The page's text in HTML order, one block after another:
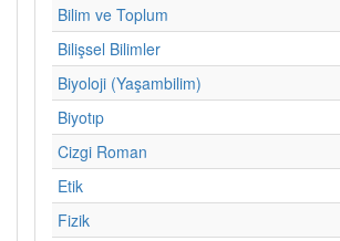
Bilim ve Toplum
Bilişsel Bilimler
Biyoloji (Yaşambilim)
Biyotıp
Cizgi Roman
Etik
Fizik